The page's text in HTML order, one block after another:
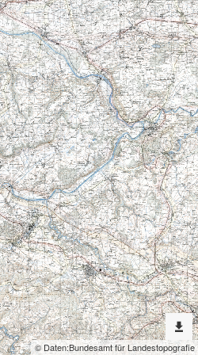
© Daten:Bundesamt für Landestopografie